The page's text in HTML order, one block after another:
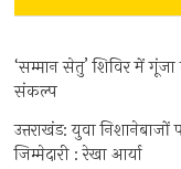
‘सम्मान सेतु’ शिविर में गूंजा
संकल्प
उत्तराखंड: युवा
जिम्मेदारी : रेखा आर्या